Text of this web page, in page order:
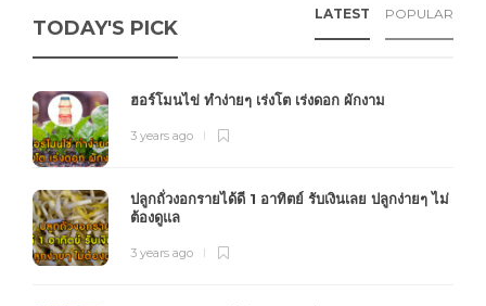
TODAY'S PICK
LATEST POPULAR
ฮอร์โมนไข่ ทำง่ายๆ เร่งโต เร่งดอก ผักงาม
3 years ago
ปลูกถั่วงอกรายได้ดี 1 อาทิตย์ รับเงินเลย ปลูกง่ายๆ ไม่
ต้องดูแล
3 years ago